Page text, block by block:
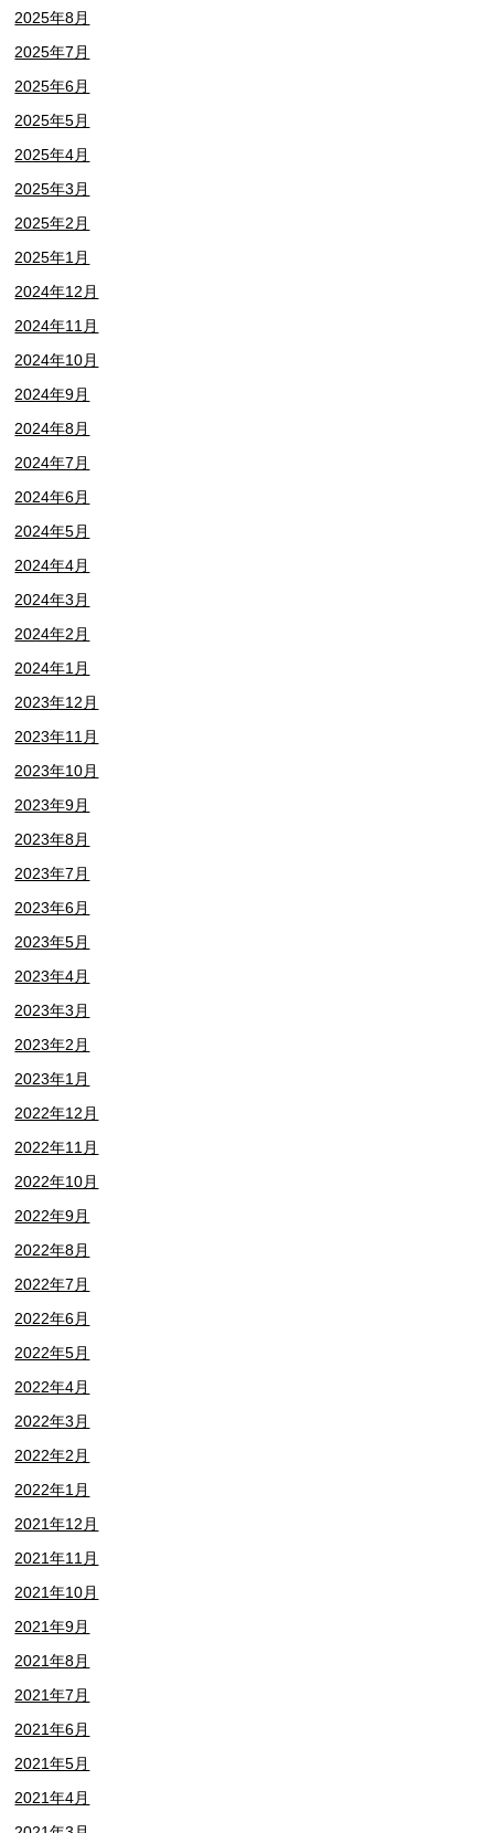
2025年8月
2025年7月
2025年6月
2025年5月
2025年4月
2025年3月
2025年2月
2025年1月
2024年12月
2024年11月
2024年10月
2024年9月
2024年8月
2024年7月
2024年6月
2024年5月
2024年4月
2024年3月
2024年2月
2024年1月
2023年12月
2023年11月
2023年10月
2023年9月
2023年8月
2023年7月
2023年6月
2023年5月
2023年4月
2023年3月
2023年2月
2023年1月
2022年12月
2022年11月
2022年10月
2022年9月
2022年8月
2022年7月
2022年6月
2022年5月
2022年4月
2022年3月
2022年2月
2022年1月
2021年12月
2021年11月
2021年10月
2021年9月
2021年8月
2021年7月
2021年6月
2021年5月
2021年4月